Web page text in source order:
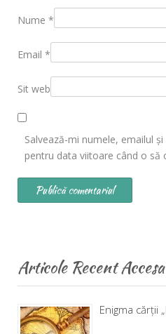
Nume *
Email *
Sit web
Salvează-mi numele, emailul
pentru data viitoare când o să
Articole Recent
Enigma cărţii